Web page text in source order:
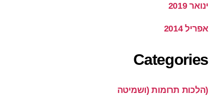
ינואר 2019
אפריל 2014
Categories
(הלכות תרומות (ושמיטה